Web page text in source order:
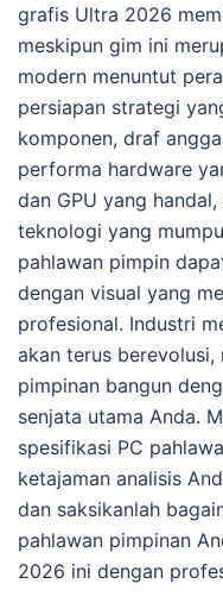
grafis Ultra 2026
meskipun gim ini
modern menuntut
persiapan strategi
komponen, draf
performa hardware
dan GPU yang
teknologi yang
pahlawan pimpin
dengan visual yang
profesional. Industri
akan terus berevolusi,
pimpinan bangun
senjata utama Anda.
spesifikasi PC
ketajaman analisis
dan saksikanlah
pahlawan pimpinan
2026 ini dengan